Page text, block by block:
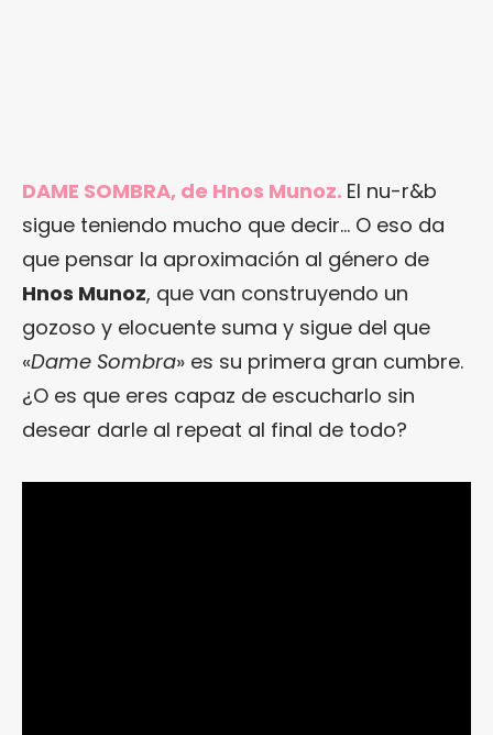
DAME SOMBRA, de Hnos Munoz. El nu-r&b
sigue teniendo mucho que decir… O eso da
que pensar la aproximación al género de
Hnos Munoz, que van construyendo un
gozoso y elocuente suma y sigue del que
«Dame Sombra» es su primera gran cumbre.
¿O es que eres capaz de escucharlo sin
desear darle al repeat al final de todo?